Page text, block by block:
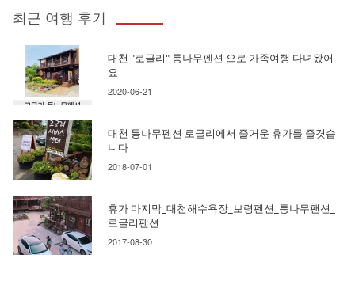
최근 여행 후기
대천 "로글리" 통나무펜션 으로 가족여행 다녀왔어
요
2020-06-21
대천 통나무펜션 로글리에서 즐거운 휴가를 즐겻습
니다
2018-07-01
휴가 마지막_대천해수욕장_보령펜션_통나무팬션_
로글리펜션
2017-08-30